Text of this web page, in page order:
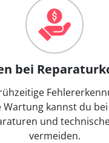
bei
kannst du
und
vermeiden.